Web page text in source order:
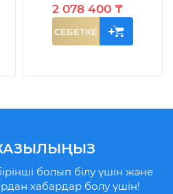
2 078 400 ₸
СЕБЕТКЕ
болып білу үшін және
хабардар болу үшін!